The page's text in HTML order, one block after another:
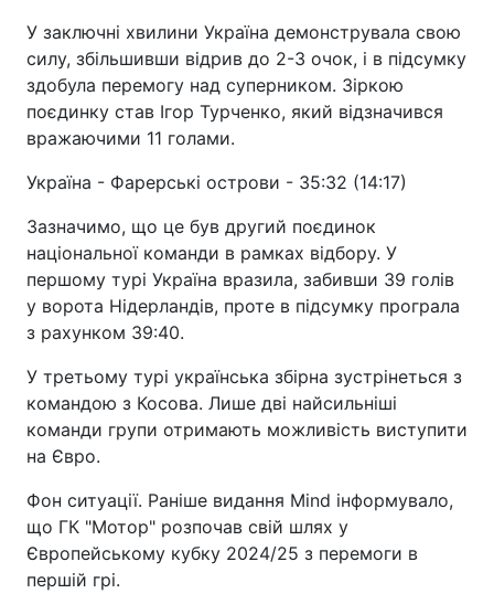
У заключні хвилини Україна демонструвала свою
силу, збільшивши відрив до 2-3 очок, і в підсумку
здобула перемогу над суперником. Зіркою
поєдинку став Ігор Турченко, який відзначився
вражаючими 11 голами.
Україна - Фарерські острови - 35:32 (14:17)
Зазначимо, що це був другий поєдинок
національної команди в рамках відбору. У
першому турі Україна вразила, забивши 39 голів
у ворота Нідерландів, проте в підсумку програла
з рахунком 39:40.
У третьому турі українська збірна зустрінеться з
командою з Косова. Лише дві найсильніші
команди групи отримають можливість виступити
на Євро.
Фон ситуації. Раніше видання Mind інформувало,
що ГК "Мотор" розпочав свій шлях у
Європейському кубку 2024/25 з перемоги в
першій грі.